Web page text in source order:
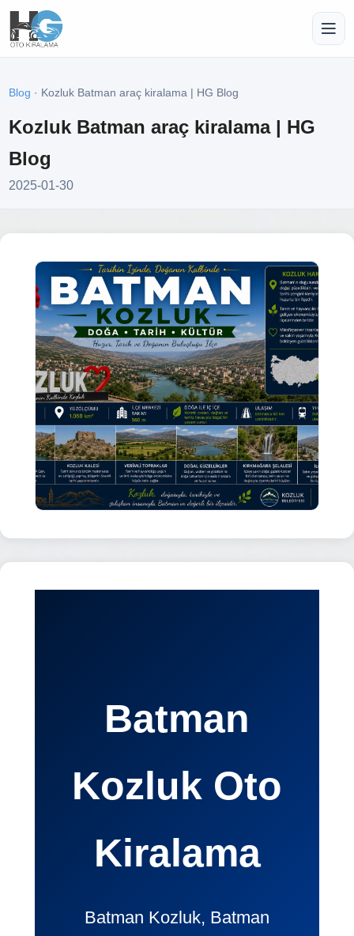
Blog · Kozluk Batman araç kiralama | HG Blog
Kozluk Batman araç kiralama | HG
Blog
2025-01-30
Batman
Kozluk Oto
Kiralama
Batman Kozluk, Batman